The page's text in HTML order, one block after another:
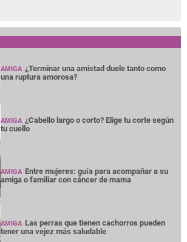
AMIGA ¿Terminar una amistad duele tanto como
una ruptura amorosa?
AMIGA ¿Cabello largo o corto? Elige tu corte según
tu cuello
AMIGA Entre mujeres: guía para acompañar a su
amiga o familiar con cáncer de mama
AMIGA Las perras que tienen cachorros pueden
tener una vejez más saludable